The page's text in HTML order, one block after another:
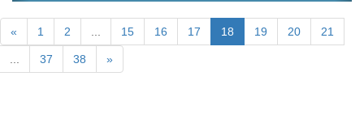
« 1 2 15 16 17 18 19 20 21
37 38 »